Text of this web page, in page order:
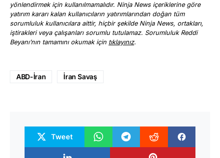
yönlendirmek için kullanılmamalıdır. Ninja News içeriklerine göre
yatırım kararı kalan kullanıcıların yatırımlarından doğan tüm
sorumluluk kullanıcılara aittir, hiçbir şekilde Ninja News, ortakları,
iştirakleri veya çalışanları sorumlu tutulamaz. Sorumluluk Reddi
Beyanı’nın tamamını okumak için tıklayınız.
ABD-İran İran Savaş
Tweet